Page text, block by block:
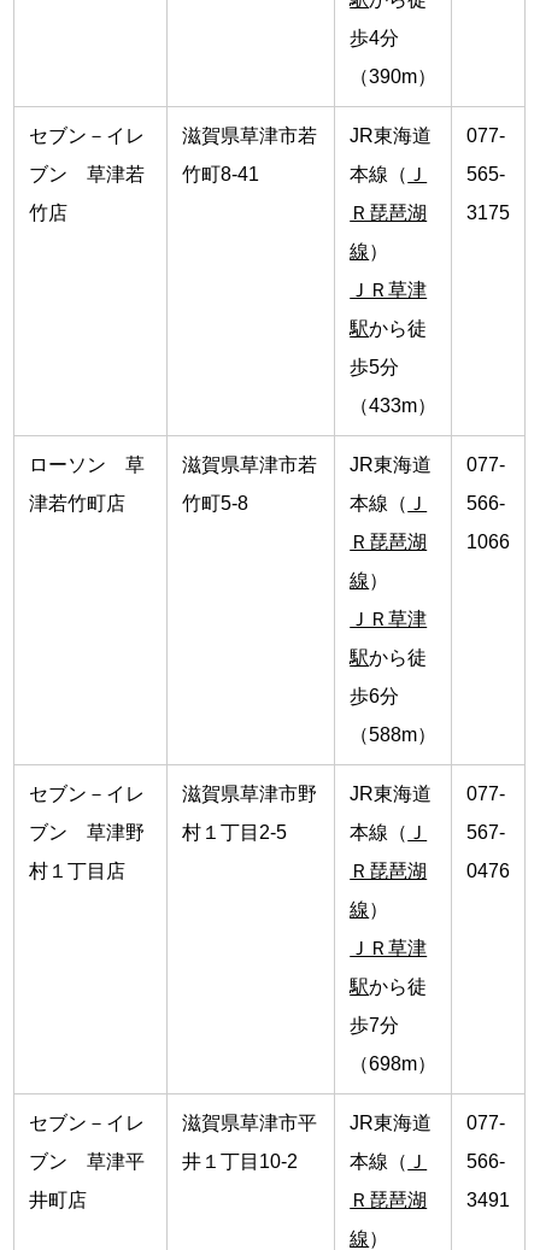
歩4分
（390m）
セブン－イレ
ブン 草津若
竹店
滋賀県草津市若
竹町8-41
JR東海道
本線（ Ｊ
Ｒ琵琶湖
線）
ＪＲ草津
駅から徒
歩5分
（433m）
077-
565-
3175
ローソン 草
津若竹町店
滋賀県草津市若
竹町5-8
JR東海道
本線（ Ｊ
Ｒ琵琶湖
線）
ＪＲ草津
駅から徒
歩6分
（588m）
077-
566-
1066
セブン－イレ
ブン 草津野
村１丁目店
滋賀県草津市野
村１丁目2-5
JR東海道
本線（ Ｊ
Ｒ琵琶湖
線）
ＪＲ草津
駅から徒
歩7分
（698m）
077-
567-
0476
セブン－イレ
ブン 草津平
井町店
滋賀県草津市平
井１丁目10-2
JR東海道
本線（ Ｊ
Ｒ琵琶湖
線）
077-
566-
3491